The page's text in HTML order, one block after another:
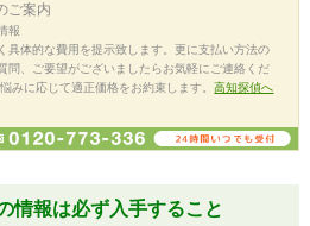
ご案内
報
具体的な費用を提示致します。更に支払い方法の
問、ご要望がございましたらお気軽にご連絡くだ
みに応じて適正価格をお約束します。 高知探偵へ
情報は必ず入手すること